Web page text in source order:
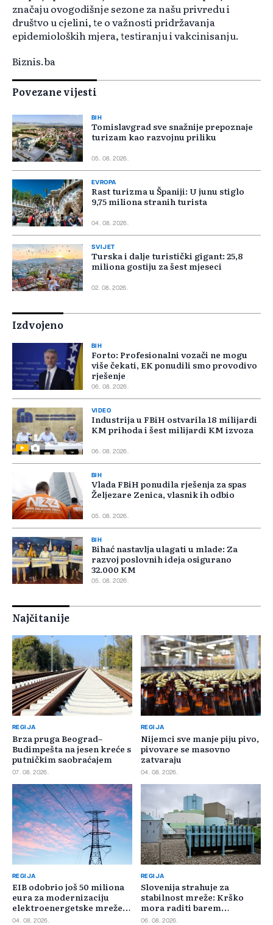
značaju ovogodišnje sezone za našu privredu i
društvo u cjelini, te o važnosti pridržavanja
epidemioloških mjera, testiranju i vakcinisanju.
Biznis.ba
Povezane vijesti
BIH
Tomislavgrad sve snažnije prepoznaje
turizam kao razvojnu priliku
05. 08. 2026.
EVROPA
Rast turizma u Španiji: U junu stiglo
9,75 miliona stranih turista
04. 08. 2026.
SVIJET
Turska i dalje turistički gigant: 25,8
miliona gostiju za šest mjeseci
02. 08. 2026.
Izdvojeno
BIH
Forto: Profesionalni vozači ne mogu
više čekati, EK ponudili smo provodivo
rješenje
06. 08. 2026.
VIDEO
Industrija u FBiH ostvarila 18 milijardi
KM prihoda i šest milijardi KM izvoza
06. 08. 2026.
BIH
Vlada FBiH ponudila rješenja za spas
Željezare Zenica, vlasnik ih odbio
05. 08. 2026.
BIH
Bihać nastavlja ulagati u mlade: Za
razvoj poslovnih ideja osigurano
32.000 KM
05. 08. 2026.
Najčitanije
REGIJA
Brza pruga Beograd–
Budimpešta na jesen kreće s
putničkim saobraćajem
07. 08. 2026.
REGIJA
Nijemci sve manje piju pivo,
pivovare se masovno
zatvaraju
04. 08. 2026.
REGIJA
EIB odobrio još 50 miliona
eura za modernizaciju
elektroenergetske mreže
Slovačke
04. 08. 2026.
REGIJA
Slovenija strahuje za
stabilnost mreže: Krško
mora raditi barem
minimalnim kapacitetom
06. 08. 2026.